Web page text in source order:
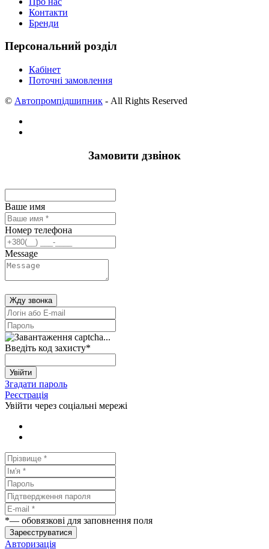
Контакти
Бренди
Персональний розділ
Кабінет
Поточні замовлення
© Автопромпідшипник - All Rights Reserved
Замовити дзвінок
Ваше имя
Номер телефона
Message
Жду звонка
Введіть код захисту*
Увійти
Згадати пароль
Реєстрація
Увійти через соціальні мережі
*— обовязкові для заповнення поля
Зареєструватися
Авторизація